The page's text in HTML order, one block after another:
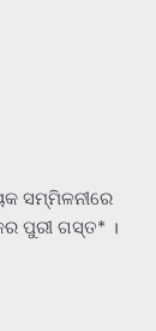
ସମ୍ମିଳନୀରେ
ପୁରୀ ଗସ୍ତ* ।